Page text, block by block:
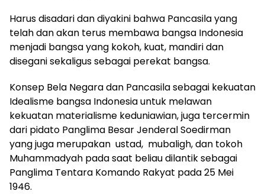
Harus disadari dan diyakini bahwa Pancasila yang
telah dan akan terus membawa bangsa Indonesia
menjadi bangsa yang kokoh, kuat, mandiri dan
disegani sekaligus sebagai perekat bangsa.
Konsep Bela Negara dan Pancasila sebagai kekuatan
Idealisme bangsa Indonesia untuk melawan
kekuatan materialisme keduniawian, juga tercermin
dari pidato Panglima Besar Jenderal Soedirman
yang juga merupakan ustad, mubaligh, dan tokoh
Muhammadyah pada saat beliau dilantik sebagai
Panglima Tentara Komando Rakyat pada 25 Mei
1946.